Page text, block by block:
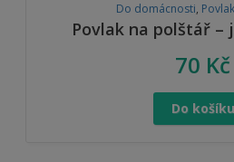
Do domácnosti,
Povlak na polštář –
70 Kč
Do košíku